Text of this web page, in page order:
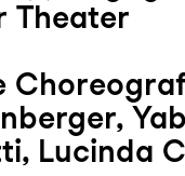
Theater
Lucinda